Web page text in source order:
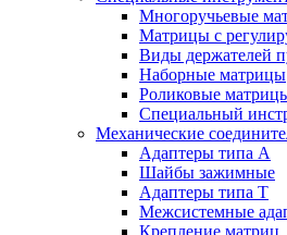
Многоручьевые
Матрицы с
Виды держателей
Наборные матрицы
Роликовые
Специальный
Механические
Адаптеры типа A
Шайбы зажимные
Адаптеры типа T
Межсистемные
Крепление матриц